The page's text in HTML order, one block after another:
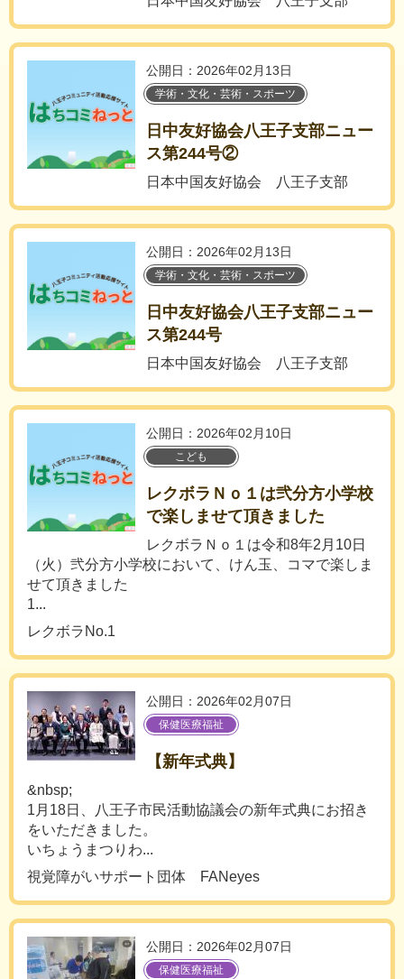
公開日：2026年02月13日
学術・文化・芸術・スポーツ
日中友好協会八王子支部ニュー
ス第244号②
日本中国友好協会 八王子支部
公開日：2026年02月13日
学術・文化・芸術・スポーツ
日中友好協会八王子支部ニュー
ス第244号
日本中国友好協会 八王子支部
公開日：2026年02月10日
こども
レクボラＮｏ１は弐分方小学校
で楽しませて頂きました
レクボラＮｏ１は令和8年2月10日
（火）弐分方小学校において、けん玉、コマで楽しま
せて頂きました
1...
レクボラNo.1
公開日：2026年02月07日
保健医療福祉
【新年式典】
&nbsp;
1月18日、八王子市民活動協議会の新年式典にお招き
をいただきました。
いちょうまつりわ...
視覚障がいサポート団体 FANeyes
公開日：2026年02月07日
保健医療福祉